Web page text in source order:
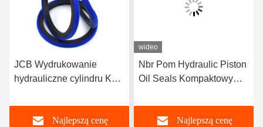
JCB Wydrukowanie
hydrauliczne cylindru KR
Wydrukowanie
hydrauliczne pierścieni
Najlepszą cenę
wideo
Nbr Pom Hydraulic Piston
Oil Seals Kompaktowy
60 X 44 Do naprawy
maszyn
Najlepszą cenę